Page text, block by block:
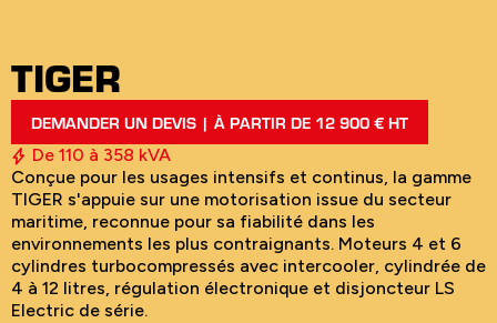
TIGER
DEMANDER UN DEVIS | À PARTIR DE 12 900 € HT
De 110 à 358 kVA
Conçue pour les usages intensifs et continus, la gamme
TIGER s'appuie sur une motorisation issue du secteur
maritime, reconnue pour sa fiabilité dans les
environnements les plus contraignants. Moteurs 4 et 6
cylindres turbocompressés avec intercooler, cylindrée de
4 à 12 litres, régulation électronique et disjoncteur LS
Electric de série.